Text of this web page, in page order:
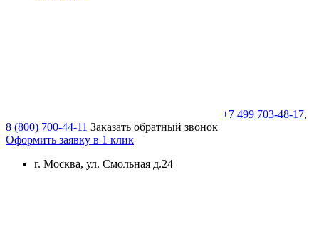
+7 499 703-48-17,
8 (800) 700-44-11 Заказать обратный звонок
Оформить заявку в 1 клик
г. Москва, ул. Смольная д.24